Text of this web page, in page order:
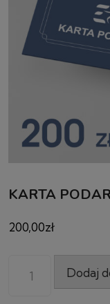
KARTA
200,00zł
Dodaj